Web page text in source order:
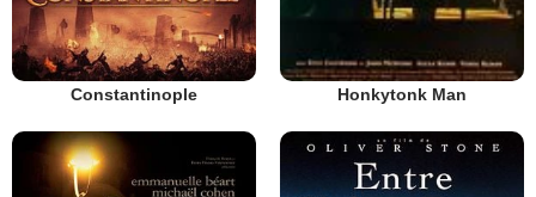
Constantinople Honkytonk Man